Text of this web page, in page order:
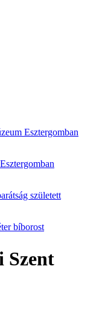
Esztergomban
született
bíborost
Szent